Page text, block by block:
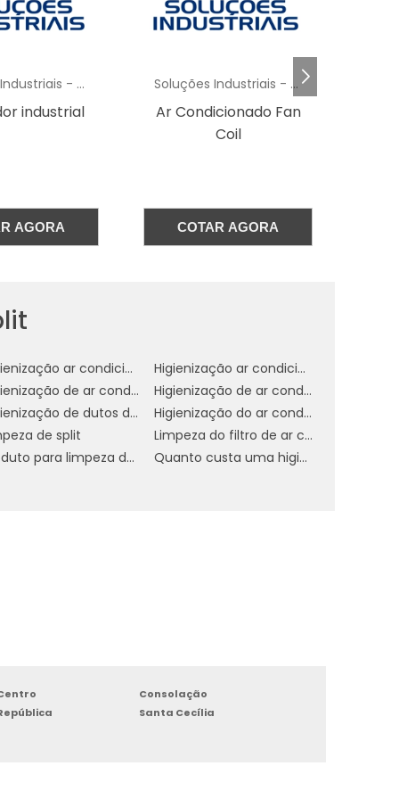
Fan
COTAR AGORA
Ventilador industrial
COTAR AGORA
Higienização ar condicionado automotivo spray
Higienização ar condicionado de carros
Higienização de ar condicionado automotivo preço
Higienização de ar condicionado automotivo valor
Higienização de dutos de ar condicionado
Higienização do ar condicionado
de split
Limpeza do filtro de ar condicionado
Produto para limpeza de ar condicionado residencial
Quanto custa uma higienização do ar condicionado
Consolação
Santa Cecília